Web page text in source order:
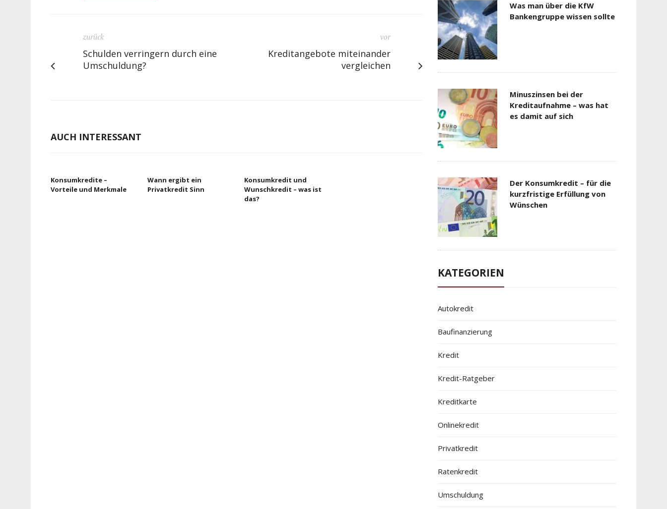
zurück
Schulden verringern durch eine
Umschuldung?
vor
Kreditangebote miteinander
vergleichen
AUCH INTERESSANT
Konsumkredite –
Vorteile und Merkmale
Wann ergibt ein
Privatkredit Sinn
Konsumkredit und
Wunschkredit – was ist
das?
Was man über die KfW
Bankengruppe wissen sollte
Minuszinsen bei der
Kreditaufnahme – was hat
es damit auf sich
Der Konsumkredit – für die
kurzfristige Erfüllung von
Wünschen
KATEGORIEN
Autokredit
Baufinanzierung
Kredit
Kredit-Ratgeber
Kreditkarte
Onlinekredit
Privatkredit
Ratenkredit
Umschuldung